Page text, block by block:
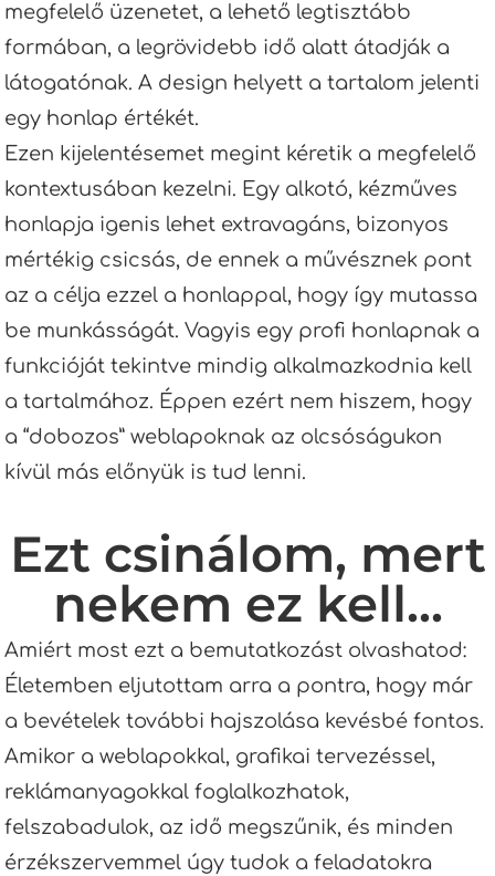
megfelelő üzenetet, a lehető legtisztább
formában, a legrövidebb idő alatt átadják a
látogatónak. A design helyett a tartalom jelenti
egy honlap értékét.
Ezen kijelentésemet megint kéretik a megfelelő
kontextusában kezelni. Egy alkotó, kézműves
honlapja igenis lehet extravagáns, bizonyos
mértékig csicsás, de ennek a művésznek pont
az a célja ezzel a honlappal, hogy így mutassa
be munkásságát. Vagyis egy profi honlapnak a
funkcióját tekintve mindig alkalmazkodnia kell
a tartalmához. Éppen ezért nem hiszem, hogy
a “dobozos” weblapoknak az olcsóságukon
kívül más előnyük is tud lenni.
Ezt csinálom, mert
nekem ez kell...
Amiért most ezt a bemutatkozást olvashatod:
Életemben eljutottam arra a pontra, hogy már
a bevételek további hajszolása kevésbé fontos.
Amikor a weblapokkal, grafikai tervezéssel,
reklámanyagokkal foglalkozhatok,
felszabadulok, az idő megszűnik, és minden
érzékszervemmel úgy tudok a feladatokra